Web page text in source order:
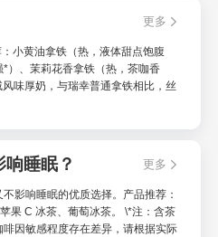
更多
小黄油拿铁（热，液体甜点饱腹
）、茉莉花香拿铁（热，茶咖香
味厚奶，与瑞幸普通拿铁相比，丝
睡眠？ 更多
影响睡眠的优质选择。产品推荐：
果 C 冰茶、葡萄冰茶。 \*注：含茶
因敏感程度存在差异，请根据实际